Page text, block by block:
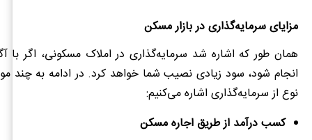
مزایای سرمایه‌گذاری در بازار مسکن
همان طور که اشاره شد سرمایه‌گذاری در املاک مسکونی، اگر با
انجام شود، سود زیادی نصیب شما خواهد کرد. در ادامه به چند
نوع از سرمایه‌گذاری اشاره می‌کنیم:
کسب درآمد از طریق اجاره مسکن